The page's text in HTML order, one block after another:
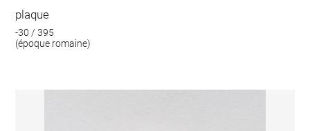
plaque
-30 / 395
(époque romaine)